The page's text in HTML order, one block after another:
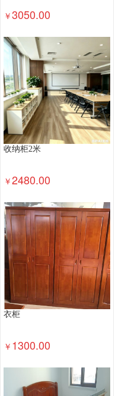
￥3050.00
收纳柜2米
￥2480.00
衣柜
￥ 1300.00